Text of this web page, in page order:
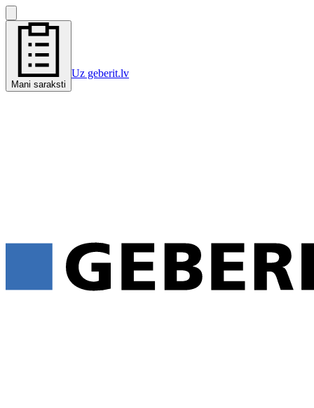
Mani saraksti
Uz geberit.lv